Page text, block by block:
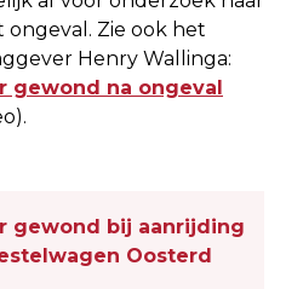
Zie ook het
Henry Wallinga:
gewond na ongeval
gewond bij aanrijding
Oosterd